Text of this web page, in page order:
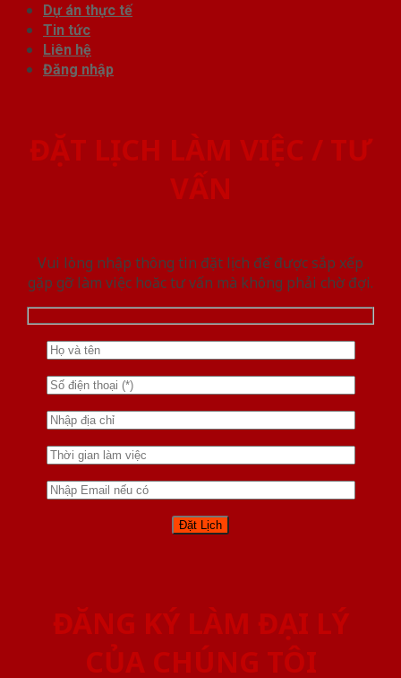
Dự án thực tế
Tin tức
Liên hệ
Đăng nhập
ĐẶT LỊCH LÀM VIỆC / TƯ
VẤN
Vui lòng nhập thông tin đặt lịch để được sắp xếp
gặp gỡ làm việc hoăc tư vấn mà không phải chờ đợi.
ĐĂNG KÝ LÀM ĐẠI LÝ
CỦA CHÚNG TÔI